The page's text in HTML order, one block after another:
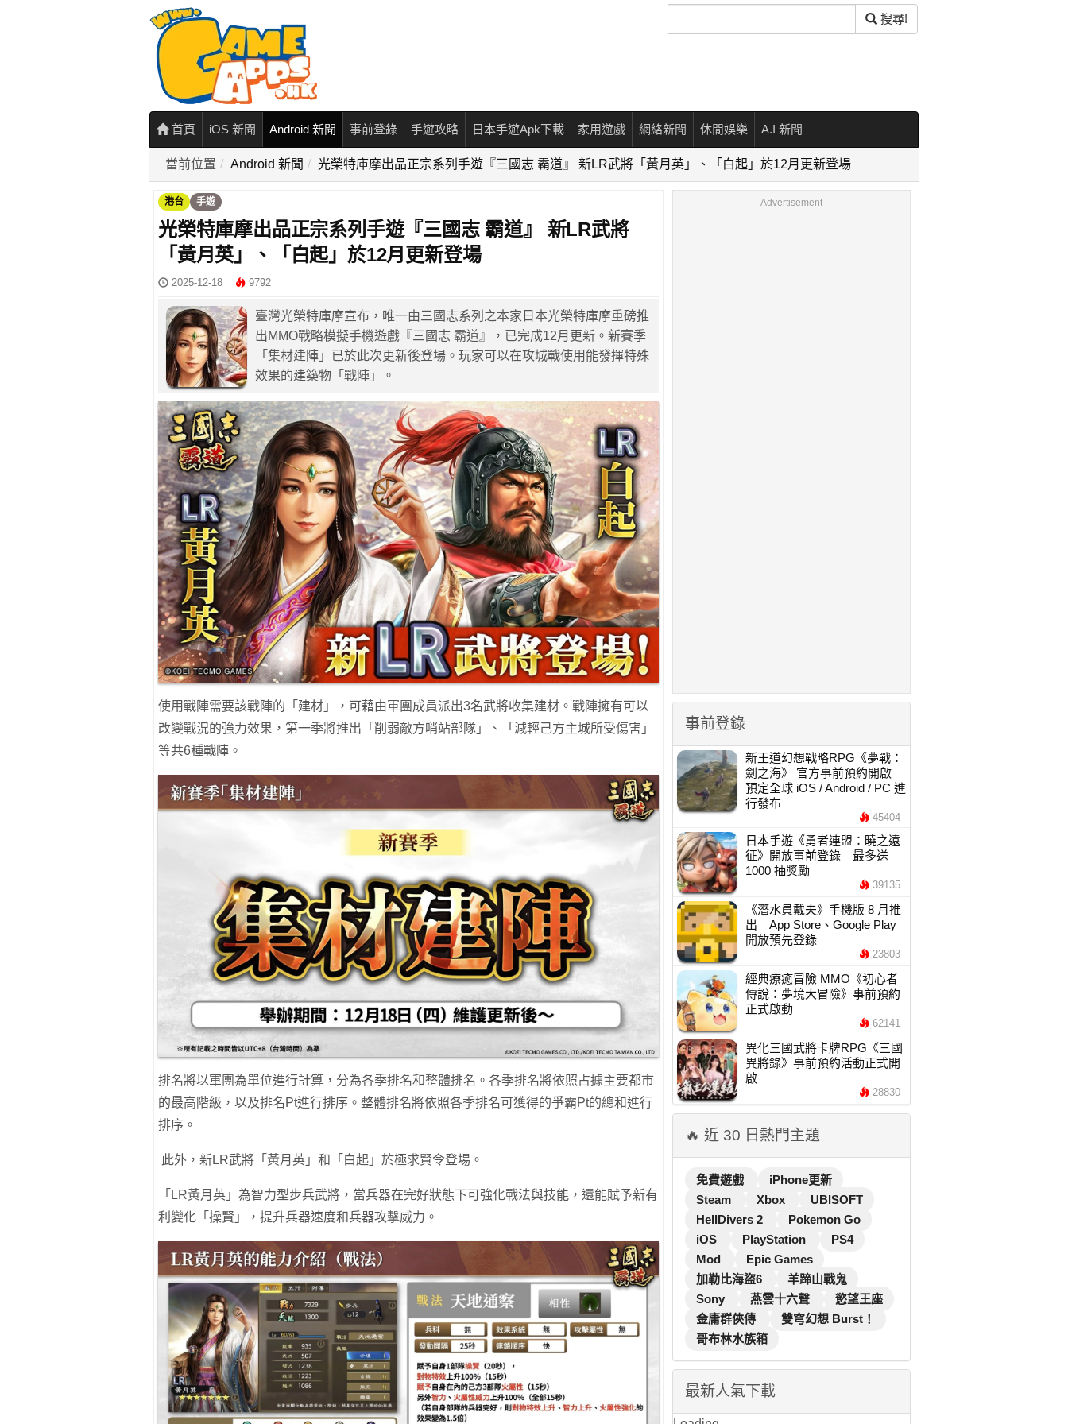
尋
搜尋!
首頁 iOS 新聞 Android 新聞 事前登錄 手遊攻略 日本手遊Apk下載 家用遊戲 網絡新聞 休閒娛樂 A.I 新聞
當前位置 Android 新聞 光榮特庫摩出品正宗系列手遊『三國志 霸道』 新LR武將「黃月英」、「白起」於12月更新登場
港台 手遊
光榮特庫摩出品正宗系列手遊『三國志 霸道』 新LR武將
「黃月英」、「白起」於12月更新登場
2025-12-18 9792
臺灣光榮特庫摩宣布，唯一由三國志系列之本家日本光榮特庫摩重磅推
出MMO戰略模擬手機遊戲『三國志 霸道』，已完成12月更新。新賽季
「集材建陣」已於此次更新後登場。玩家可以在攻城戰使用能發揮特殊
效果的建築物「戰陣」。
使用戰陣需要該戰陣的「建材」，可藉由軍團成員派出3名武將收集建材。戰陣擁有可以
改變戰況的強力效果，第一季將推出「削弱敵方哨站部隊」、「減輕己方主城所受傷害」
等共6種戰陣。
排名將以軍團為單位進行計算，分為各季排名和整體排名。各季排名將依照占據主要都市
的最高階級，以及排名Pt進行排序。整體排名將依照各季排名可獲得的爭霸Pt的總和進行
排序。
此外，新LR武將「黃月英」和「白起」於極求賢令登場。
「LR黃月英」為智力型步兵武將，當兵器在完好狀態下可強化戰法與技能，還能賦予新有
利變化「操賢」，提升兵器速度和兵器攻擊威力。
Advertisement
事前登錄
新王道幻想戰略RPG《夢戰：
劍之海》 官方事前預約開啟
預定全球 iOS / Android / PC 進
行發布
45404
日本手遊《勇者連盟：曉之遠
征》開放事前登錄 最多送
1000 抽獎勵
39135
《潛水員戴夫》手機版 8 月推
出 App Store、Google Play
開放預先登錄
23803
經典療癒冒險 MMO《初心者
傳說：夢境大冒險》事前預約
正式啟動
62141
異化三國武將卡牌RPG《三國
異將錄》事前預約活動正式開
啟
28830
🔥 近 30 日熱門主題
免費遊戲
iPhone更新
Steam
Xbox
UBISOFT
HellDivers 2
Pokemon Go
iOS
PlayStation
PS4
Mod
Epic Games
加勒比海盜6
羊蹄山戰鬼
Sony
燕雲十六聲
慾望王座
金庸群俠傳
雙穹幻想 Burst！
哥布林水族箱
最新人氣下載